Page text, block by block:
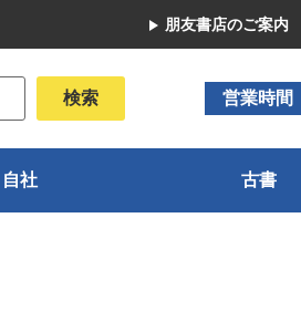
朋友書店のご案内
営業時間
自社 古書